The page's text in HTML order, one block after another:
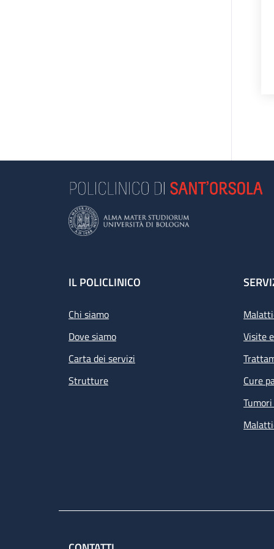
Footer
IL POLICLINICO
Chi siamo
Dove siamo
Carta dei servizi
Strutture
Visite
Cure